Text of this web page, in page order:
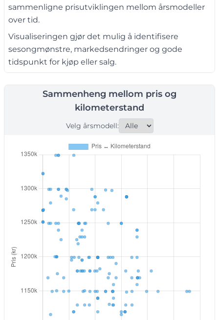
sammenligne prisutviklingen mellom årsmodeller
over tid.
Visualiseringen gjør det mulig å identifisere
sesongmønstre, markedsendringer og gode
tidspunkt for kjøp eller salg.
Sammenheng mellom pris og
kilometerstand
Velg årsmodell: